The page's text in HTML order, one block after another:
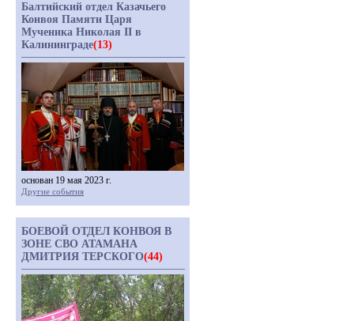
Балтийский отдел Казачьего
Конвоя Памяти Царя
Мученика Николая II в
Калининграде(13)
основан 19 мая 2023 г.
Другие события
БОЕВОЙ ОТДЕЛ КОНВОЯ В
ЗОНЕ СВО АТАМАНА
ДМИТРИЯ ТЕРСКОГО(44)